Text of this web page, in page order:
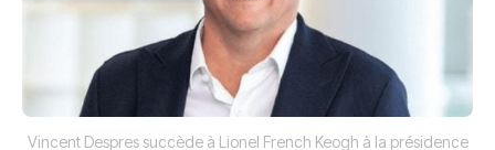
Vincent Despres succède à Lionel French Keogh à la présidence